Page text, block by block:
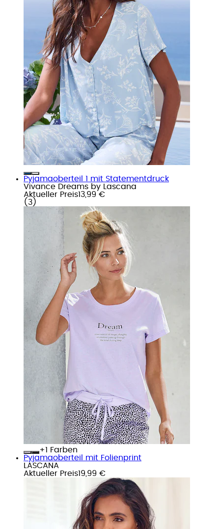
Pyjamaoberteil 1 mit Statementdruck
Vivance Dreams by Lascana
Aktueller Preis13,99 €
( 3 )
+
Farben
Pyjamaoberteil mit Folienprint
LASCANA
Aktueller Preis19,99 €